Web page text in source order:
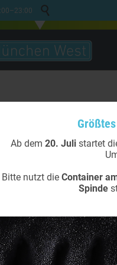
Ab dem 20. Julistartet
Bitte nutzt die Container
Spinde
